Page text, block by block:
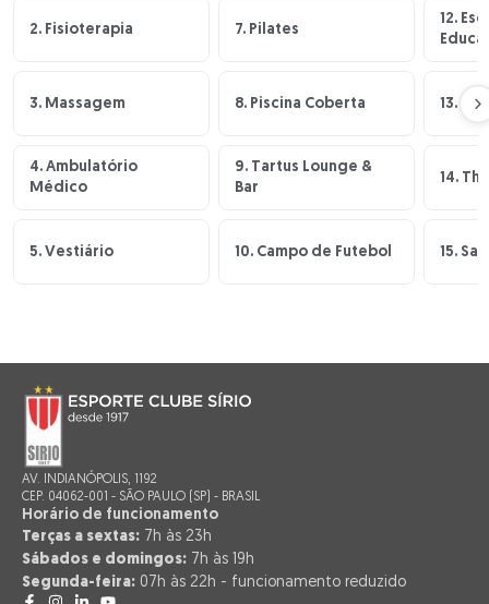
2. Fisioterapia
3. Massagem
4. Ambulatório
Médico
5. Vestiário
7. Pilates
8. Piscina Coberta
9. Tartus Lounge &
Bar
10. Campo de Futebol
12.
13.
14.
15.
AV. INDIANÓPOLIS, 1192
CEP. 04062-001 - SÃO PAULO (SP) - BRASIL
Horário de funcionamento
Terças a sextas: 7h às 23h
Sábados e domingos: 7h às 19h
Segunda-feira: 07h às 22h - funcionamento reduzido